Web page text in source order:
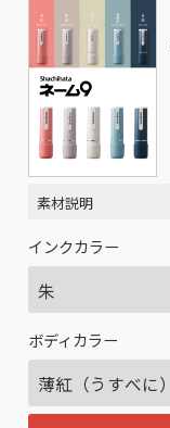
素材説明
インクカラー
ボディカラー